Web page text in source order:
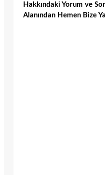
Hakkındaki Yorum ve
Alanından Hemen Bize